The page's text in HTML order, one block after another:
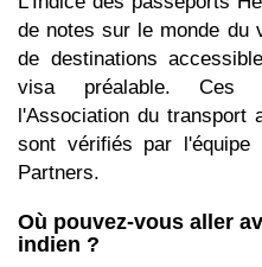
de notes sur le monde du
de destinations
visa préalable. Ces
l'Association du transport
sont vérifiés par
Partners.
Où pouvez-vous aller
indien ?